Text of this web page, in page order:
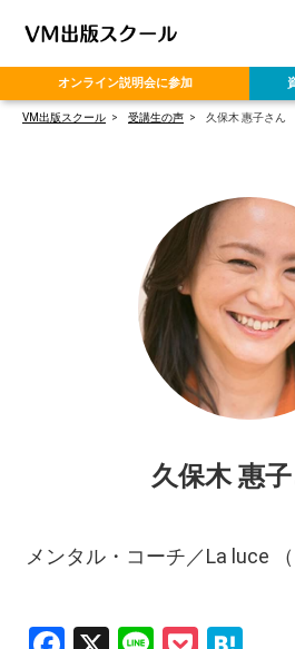
オンライン説明会に参加
VM出版スクール 受講生の声 久保木 惠子さん
久保木 惠
メンタル・コーチ／La luce